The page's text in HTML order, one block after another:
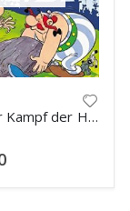
Asterix Der Kampf der Häuptlinge